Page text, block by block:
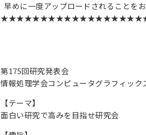
早めに一度アップロードされることをお
第175回研究発表会
情報処理学会コンピュータグラフィック
【テーマ】
面白い研究で高みを目指せ研究会